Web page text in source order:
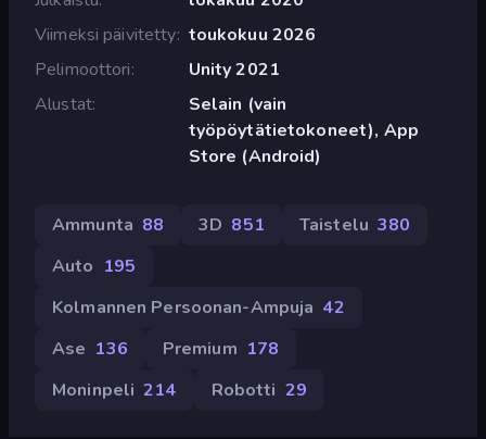
Viimeksi päivitetty toukokuu 2026
Pelimoottori
Unity 2021
Alustat
Selain (vain
työpöytätietokoneet), App
Store (Android)
Ammunta 88 3D 851 Taistelu 380
Auto 195
Kolmannen Persoonan-Ampuja 42
Ase 136 Premium 178
Moninpeli 214 Robotti 29